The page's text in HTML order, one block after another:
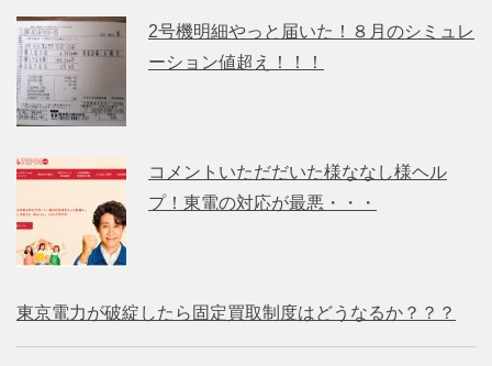
2号機明細やっと届いた！８月のシミュレ
ーション値超え！！！
コメントいただだいた様ななし様ヘル
プ！東電の対応が最悪・・・
東京電力が破綻したら固定買取制度はどうなるか？？？